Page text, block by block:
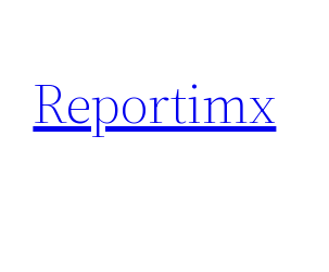
contenido
Reportimx